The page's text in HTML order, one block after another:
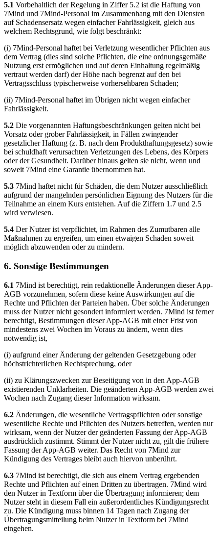
5.1 Vorbehaltlich der Regelung in Ziffer 5.2 ist die Haftung von
7Mind und 7Mind-Personal im Zusammenhang mit den Diensten
auf Schadensersatz wegen einfacher Fahrlässigkeit, gleich aus
welchem Rechtsgrund, wie folgt beschränkt:
(i) 7Mind-Personal haftet bei Verletzung wesentlicher Pflichten aus
dem Vertrag (dies sind solche Pflichten, die eine ordnungsgemäße
Nutzung erst ermöglichen und auf deren Einhaltung regelmäßig
vertraut werden darf) der Höhe nach begrenzt auf den bei
Vertragsschluss typischerweise vorhersehbaren Schaden;
(ii) 7Mind-Personal haftet im Übrigen nicht wegen einfacher
Fahrlässigkeit.
5.2 Die vorgenannten Haftungsbeschränkungen gelten nicht bei
Vorsatz oder grober Fahrlässigkeit, in Fällen zwingender
gesetzlicher Haftung (z. B. nach dem Produkthaftungsgesetz) sowie
bei schuldhaft verursachten Verletzungen des Lebens, des Körpers
oder der Gesundheit. Darüber hinaus gelten sie nicht, wenn und
soweit 7Mind eine Garantie übernommen hat.
5.3 7Mind haftet nicht für Schäden, die dem Nutzer ausschließlich
aufgrund der mangelnden persönlichen Eignung des Nutzers für die
Teilnahme an einem Kurs entstehen. Auf die Ziffern 1.7 und 2.5
wird verwiesen.
5.4 Der Nutzer ist verpflichtet, im Rahmen des Zumutbaren alle
Maßnahmen zu ergreifen, um einen etwaigen Schaden soweit
möglich abzuwenden oder zu mindern.
6. Sonstige Bestimmungen
6.1 7Mind ist berechtigt, rein redaktionelle Änderungen dieser App-
AGB vorzunehmen, sofern diese keine Auswirkungen auf die
Rechte und Pflichten der Parteien haben. Über solche Änderungen
muss der Nutzer nicht gesondert informiert werden. 7Mind ist ferner
berechtigt, Bestimmungen dieser App-AGB mit einer Frist von
mindestens zwei Wochen im Voraus zu ändern, wenn dies
notwendig ist,
(i) aufgrund einer Änderung der geltenden Gesetzgebung oder
höchstrichterlichen Rechtsprechung, oder
(ii) zu Klärungszwecken zur Beseitigung von in den App-AGB
existierenden Unklarheiten. Die geänderten App-AGB werden zwei
Wochen nach Zugang dieser Information wirksam.
6.2 Änderungen, die wesentliche Vertragspflichten oder sonstige
wesentliche Rechte und Pflichten des Nutzers betreffen, werden nur
wirksam, wenn der Nutzer der geänderten Fassung der App-AGB
ausdrücklich zustimmt. Stimmt der Nutzer nicht zu, gilt die frühere
Fassung der App-AGB weiter. Das Recht von 7Mind zur
Kündigung des Vertrages bleibt auch hiervon unberührt.
6.3 7Mind ist berechtigt, die sich aus einem Vertrag ergebenden
Rechte und Pflichten auf einen Dritten zu übertragen. 7Mind wird
den Nutzer in Textform über die Übertragung informieren; dem
Nutzer steht in diesem Fall ein außerordentliches Kündigungsrecht
zu. Die Kündigung muss binnen 14 Tagen nach Zugang der
Übertragungsmitteilung beim Nutzer in Textform bei 7Mind
eingehen.